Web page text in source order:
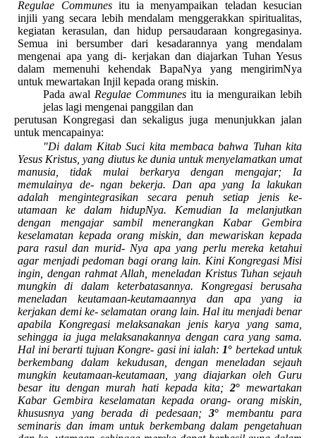
Regulae Communes itu ia menyampaikan teladan kesucian
injili yang secara lebih mendalam menggerakkan spiritualitas,
kegiatan kerasulan, dan hidup persaudaraan kongregasinya.
Semua ini bersumber dari kesadarannya yang mendalam
mengenai apa yang di- kerjakan dan diajarkan Tuhan Yesus
dalam memenuhi kehendak BapaNya yang mengirimNya
untuk mewartakan Injil kepada orang miskin.
Pada awal Regulae Communesitu ia menguraikan lebih
jelas lagi mengenai panggilan dan
perutusan Kongregasi dan sekaligus juga menunjukkan jalan
untuk mencapainya:
"Di dalam Kitab Suci kita membaca bahwa Tuhan kita
Yesus Kristus, yang diutus ke dunia untuk menyelamatkan umat
manusia, tidak mulai berkarya dengan mengajar; Ia
memulainya de- ngan bekerja. Dan apa yang Ia lakukan
adalah mengintegrasikan secara penuh setiap jenis ke-
utamaan ke dalam hidupNya. Kemudian Ia melanjutkan
dengan mengajar sambil menerangkan Kabar Gembira
keselamatan kepada orang miskin, dan mewariskan kepada
para rasul dan murid- Nya apa yang perlu mereka ketahui
agar menjadi pedoman bagi orang lain. Kini Kongregasi Misi
ingin, dengan rahmat Allah, meneladan Kristus Tuhan sejauh
mungkin di dalam keterbatasannya. Kongregasi berusaha
meneladan keutamaan-keutamaannya dan apa yang ia
kerjakan demi ke- selamatan orang lain. Hal itu menjadi benar
apabila Kongregasi melaksanakan jenis karya yang sama,
sehingga ia juga melaksanakannya dengan cara yang sama.
Hal ini berarti tujuan Kongre- gasi ini ialah: 1° bertekad untuk
berkembang dalam kekudusan, dengan meneladan sejauh
mungkin keutamaan-keutamaan, yang diajarkan oleh Guru
besar itu dengan murah hati kepada kita;2°mewartakan
Kabar Gembira keselamatan kepada orang- orang miskin,
khususnya yang berada di pedesaan;3° membantu para
seminaris dan imam untuk berkembang dalam pengetahuan